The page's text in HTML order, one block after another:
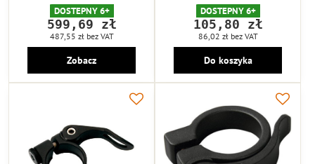
DOSTEPNY 6+
599,69 zł
487,55 zł bez VAT
Zobacz
DOSTEPNY 6+
105,80 zł
86,02 zł bez VAT
Do koszyka